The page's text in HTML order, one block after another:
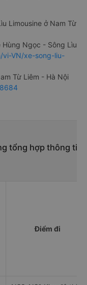
Limousine ở Nam Từ
Ngọc - Sông Lìu
vi-VN/xe-song-liu-
Từ Liêm - Hà Nội
tổng hợp thông tin
Điểm đi